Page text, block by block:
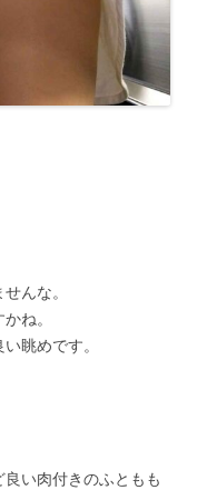
んな。
ね。
眺めです。
い肉付きのふともも